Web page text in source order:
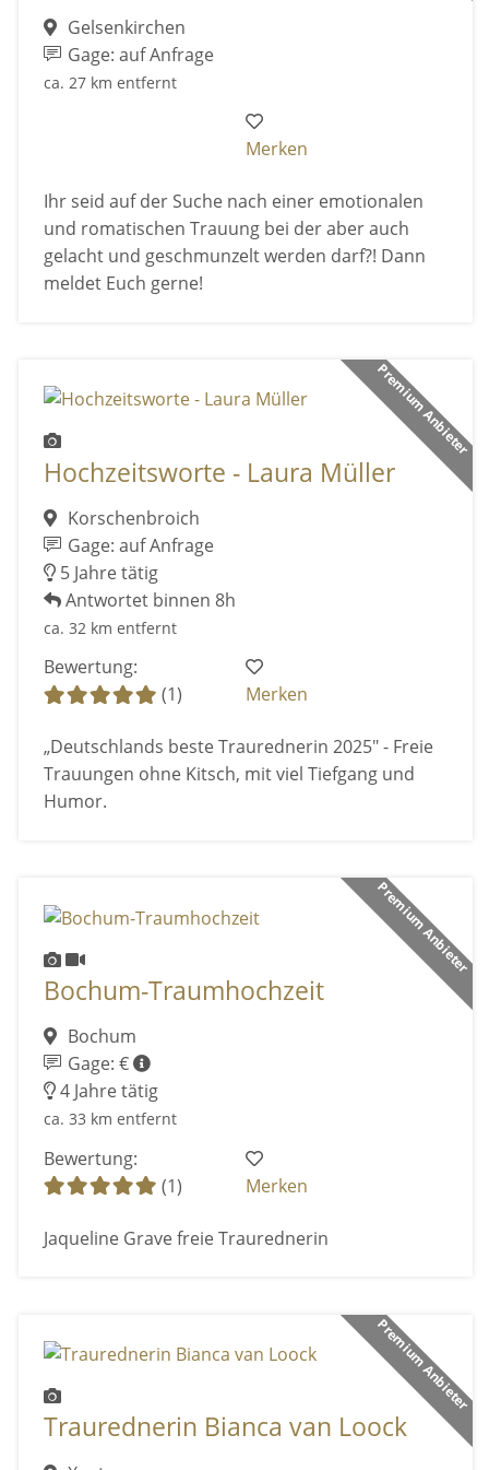
Gelsenkirchen
Gage: auf Anfrage
ca. 27 km entfernt
Merken
Ihr seid auf der Suche nach einer emotionalen
und romatischen Trauung bei der aber auch
gelacht und geschmunzelt werden darf?! Dann
meldet Euch gerne!
Premium Anbieter
Hochzeitsworte - Laura Müller
Korschenbroich
Gage: auf Anfrage
5 Jahre tätig
Antwortet binnen 8h
ca. 32 km entfernt
Bewertung:
(1)
Merken
„Deutschlands beste Traurednerin 2025" - Freie
Trauungen ohne Kitsch, mit viel Tiefgang und
Humor.
Premium Anbieter
Bochum-Traumhochzeit
Bochum
Gage: €
4 Jahre tätig
ca. 33 km entfernt
Bewertung:
(1)
Merken
Jaqueline Grave freie Traurednerin
Premium Anbieter
Traurednerin Bianca van Loock